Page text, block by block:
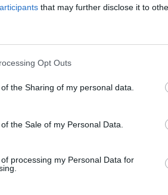
that may further disclose it to
Opt Outs
the Sharing of my personal data.
the Sale of my Personal Data.
processing my Personal Data for